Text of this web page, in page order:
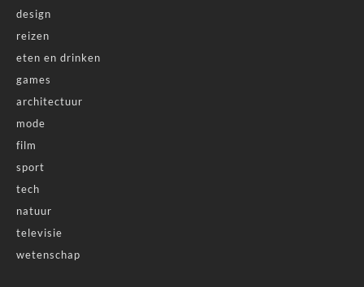
design
reizen
eten en drinken
games
architectuur
mode
film
sport
tech
natuur
televisie
wetenschap